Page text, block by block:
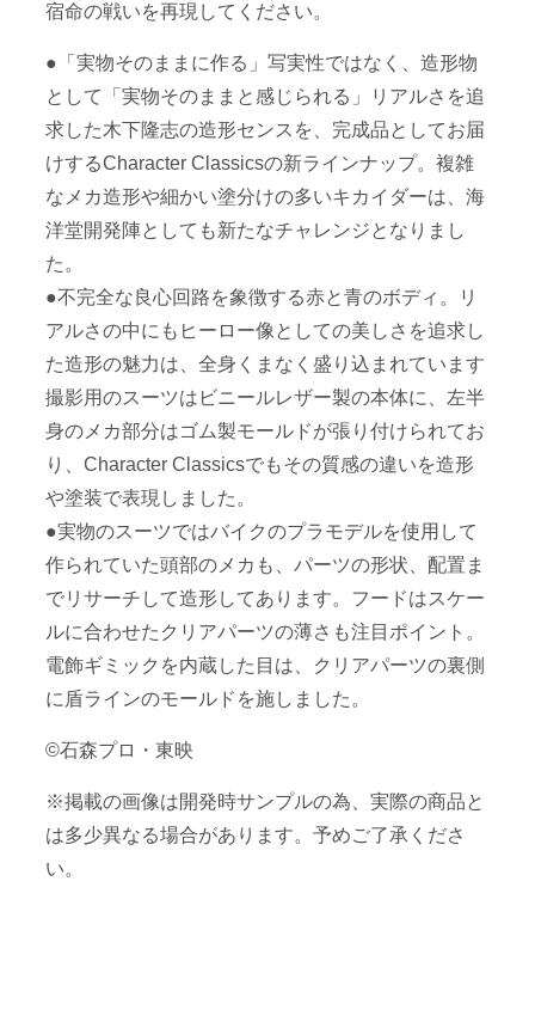
宿命の戦いを再現してください。
●「実物そのままに作る」写実性ではなく、造形物
として「実物そのままと感じられる」リアルさを追
求した木下隆志の造形センスを、完成品としてお届
けするCharacter Classicsの新ラインナップ。複雑
なメカ造形や細かい塗分けの多いキカイダーは、海
洋堂開発陣としても新たなチャレンジとなりまし
た。
●不完全な良心回路を象徴する赤と青のボディ。リ
アルさの中にもヒーロー像としての美しさを追求し
た造形の魅力は、全身くまなく盛り込まれています
撮影用のスーツはビニールレザー製の本体に、左半
身のメカ部分はゴム製モールドが張り付けられてお
り、Character Classicsでもその質感の違いを造形
や塗装で表現しました。
●実物のスーツではバイクのプラモデルを使用して
作られていた頭部のメカも、パーツの形状、配置ま
でリサーチして造形してあります。フードはスケー
ルに合わせたクリアパーツの薄さも注目ポイント。
電飾ギミックを内蔵した目は、クリアパーツの裏側
に盾ラインのモールドを施しました。
©石森プロ・東映
※掲載の画像は開発時サンプルの為、実際の商品と
は多少異なる場合があります。予めご了承くださ
い。